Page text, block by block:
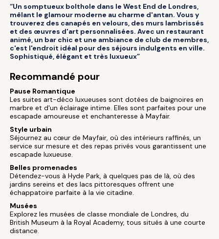
“Un somptueux bolthole dans le West End de Londres,
mêlant le glamour moderne au charme d'antan. Vous y
trouverez des canapés en velours, des murs lambrissés
et des œuvres d'art personnalisées. Avec un restaurant
animé, un bar chic et une ambiance de club de membres,
c'est l'endroit idéal pour des séjours indulgents en ville.
Sophistiqué, élégant et très luxueux”
Recommandé pour
Pause Romantique
Les suites art-déco luxueuses sont dotées de baignoires en
marbre et d'un éclairage intime. Elles sont parfaites pour une
escapade amoureuse et enchanteresse à Mayfair.
Style urbain
Séjournez au cœur de Mayfair, où des intérieurs raffinés, un
service sur mesure et des repas privés vous garantissent une
escapade luxueuse.
Belles promenades
Détendez-vous à Hyde Park, à quelques pas de là, où des
jardins sereins et des lacs pittoresques offrent une
échappatoire parfaite à la vie citadine.
Musées
Explorez les musées de classe mondiale de Londres, du
British Museum à la Royal Academy, tous situés à une courte
distance.